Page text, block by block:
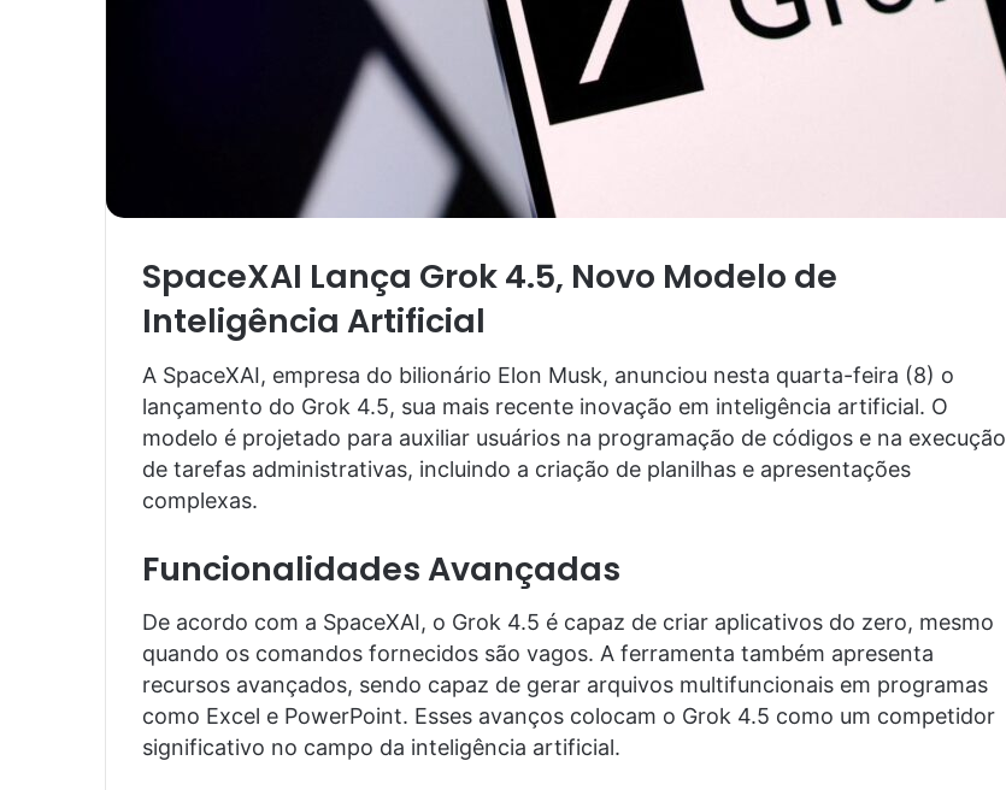
SpaceXAI Lança Grok 4.5, Novo Modelo de
Inteligência Artificial
A SpaceXAI, empresa do bilionário Elon Musk, anunciou nesta quarta-feira (8) o
lançamento do Grok 4.5, sua mais recente inovação em inteligência artificial. O
modelo é projetado para auxiliar usuários na programação de códigos e na execução
de tarefas administrativas, incluindo a criação de planilhas e apresentações
complexas.
Funcionalidades Avançadas
De acordo com a SpaceXAI, o Grok 4.5 é capaz de criar aplicativos do zero, mesmo
quando os comandos fornecidos são vagos. A ferramenta também apresenta
recursos avançados, sendo capaz de gerar arquivos multifuncionais em programas
como Excel e PowerPoint. Esses avanços colocam o Grok 4.5 como um competidor
significativo no campo da inteligência artificial.